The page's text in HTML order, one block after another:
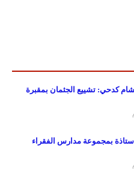
كدحي: تشييع الجثمان بمقبرة
بمجموعة مدارس الفقراء